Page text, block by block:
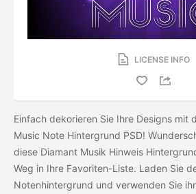
LICENSE INFO
Einfach dekorieren Sie Ihre Designs mit
Music Note Hintergrund PSD!
diese Diamant Musik Hinweis
Weg in Ihre Favoriten-Liste. Laden Sie
Notenhintergrund und verwenden Sie